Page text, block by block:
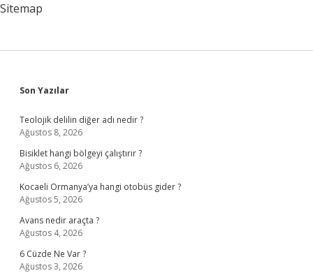
Sitemap
Sidebar
Son Yazılar
Teolojik delilin diğer adı nedir ?
Ağustos 8, 2026
Bisiklet hangi bölgeyi çalıştırır ?
Ağustos 6, 2026
Kocaeli Ormanya’ya hangi otobüs gider ?
Ağustos 5, 2026
Avans nedir araçta ?
Ağustos 4, 2026
6 Cüzde Ne Var ?
Ağustos 3, 2026